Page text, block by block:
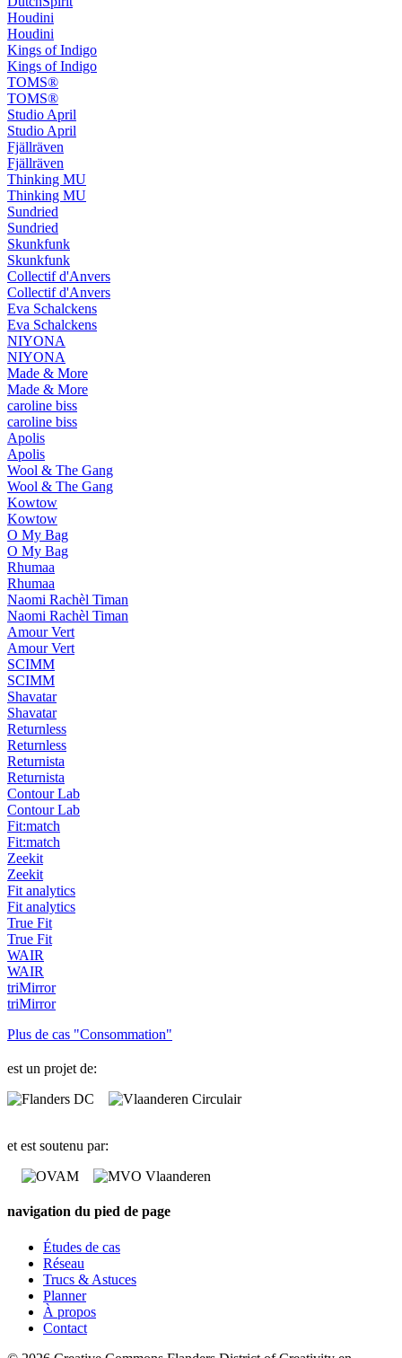
Houdini
Houdini
Kings of Indigo
Kings of Indigo
TOMS®
TOMS®
Studio April
Studio April
Fjällräven
Fjällräven
Thinking MU
Thinking MU
Sundried
Sundried
Skunkfunk
Skunkfunk
Collectif d'Anvers
Collectif d'Anvers
Eva Schalckens
Eva Schalckens
NIYONA
NIYONA
Made & More
Made & More
caroline biss
caroline biss
Apolis
Apolis
Wool & The Gang
Wool & The Gang
Kowtow
Kowtow
O My Bag
O My Bag
Rhumaa
Rhumaa
Naomi Rachèl Timan
Naomi Rachèl Timan
Amour Vert
Amour Vert
SCIMM
SCIMM
Shavatar
Shavatar
Returnless
Returnless
Returnista
Returnista
Contour Lab
Contour Lab
Fit:match
Fit:match
Zeekit
Zeekit
Fit analytics
Fit analytics
True Fit
True Fit
WAIR
WAIR
triMirror
triMirror
Plus de cas "Consommation"
est un projet de:
et est soutenu par:
navigation du pied de page
Études de cas
Réseau
Trucs & Astuces
Planner
À propos
Contact